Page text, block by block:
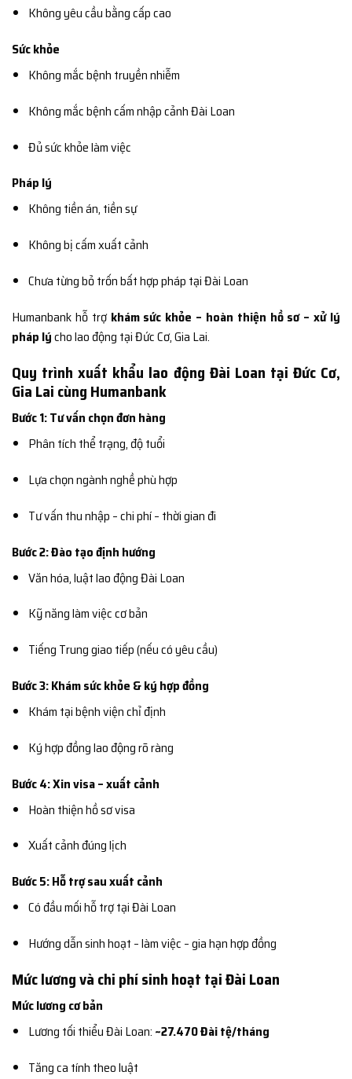
Không yêu cầu bằng cấp cao
Sức khỏe
Không mắc bệnh truyền nhiễm
Không mắc bệnh cấm nhập cảnh Đài Loan
Đủ sức khỏe làm việc
Pháp lý
Không tiền án, tiền sự
Không bị cấm xuất cảnh
Chưa từng bỏ trốn bất hợp pháp tại Đài Loan
Humanbank hỗ trợ khám sức khỏe – hoàn thiện hồ sơ – xử lý
pháp lýcho lao động tại Đức Cơ, Gia Lai.
Quy trình xuất khẩu lao động Đài Loan tại Đức Cơ,
Gia Lai cùng Humanbank
Bước 1: Tư vấn chọn đơn hàng
Phân tích thể trạng, độ tuổi
Lựa chọn ngành nghề phù hợp
Tư vấn thu nhập – chi phí – thời gian đi
Bước 2: Đào tạo định hướng
Văn hóa, luật lao động Đài Loan
Kỹ năng làm việc cơ bản
Tiếng Trung giao tiếp (nếu có yêu cầu)
Bước 3: Khám sức khỏe & ký hợp đồng
Khám tại bệnh viện chỉ định
Ký hợp đồng lao động rõ ràng
Bước 4: Xin visa – xuất cảnh
Hoàn thiện hồ sơ visa
Xuất cảnh đúng lịch
Bước 5: Hỗ trợ sau xuất cảnh
Có đầu mối hỗ trợ tại Đài Loan
Hướng dẫn sinh hoạt – làm việc – gia hạn hợp đồng
Mức lương và chi phí sinh hoạt tại Đài Loan
Mức lương cơ bản
Lương tối thiểu Đài Loan: ~27.470 Đài tệ/tháng
Tăng ca tính theo luật